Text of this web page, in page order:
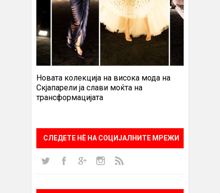
Новата колекција на висока мода на
Скјапарели ја слави моќта на
трансформацијата
СЛЕДЕТЕ НÈ НА СОЦИЈАЛНИТЕ МРЕЖИ